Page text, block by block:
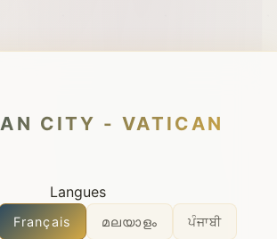
CITY - VATICAN
Langues
Français മലയാളം ਪੰਜਾਬੀ